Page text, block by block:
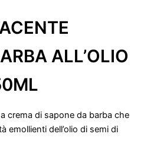
ALL’OLIO
crema di sapone da barba che
emollienti dell’olio di semi di